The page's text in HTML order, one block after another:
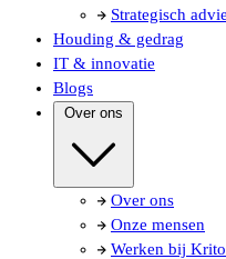
Strategisch
Houding & gedrag
IT & innovatie
Blogs
Over ons
Over ons
Onze mensen
Werken bij